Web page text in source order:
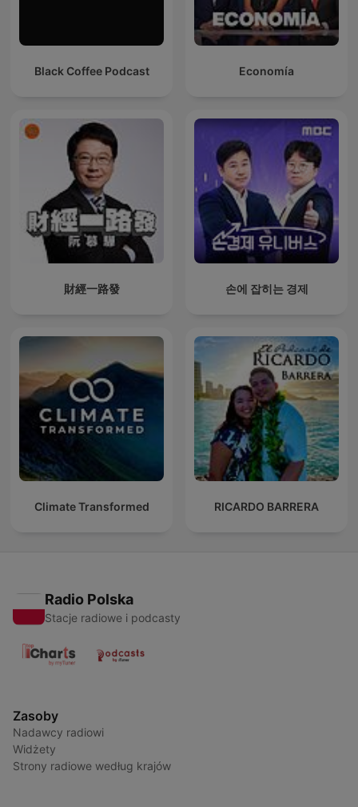
Black Coffee Podcast Economía
財經一路發 손에 잡히는 경제
Climate Transformed RICARDO BARRERA
Radio Polska
Stacje radiowe i podcasty
Zasoby
Nadawcy radiowi
Widżety
Strony radiowe według krajów